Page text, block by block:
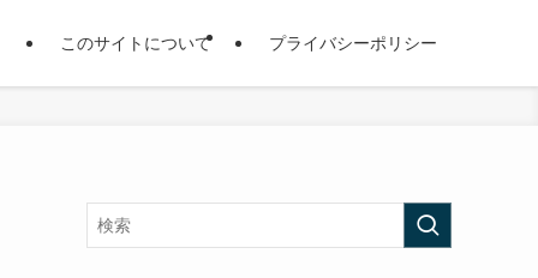
このサイトについて プライバシーポリシー